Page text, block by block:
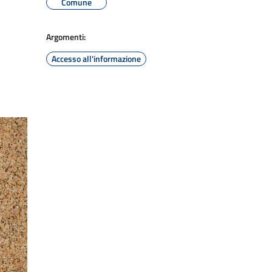
Argomenti:
Accesso all'informazione